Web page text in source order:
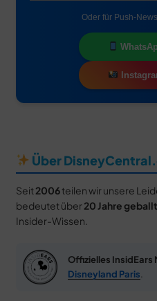
Oder für Push-
Über
Seit 2006teilen wir unsere
bedeutet über 20 Jahre
Insider-Wissen.
Offizielles InsidEars
Disneyland Paris